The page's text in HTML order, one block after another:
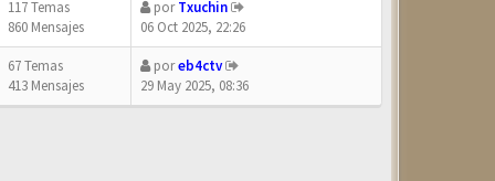
117 Temas
860 Mensajes
porTxuchin
06 Oct 2025, 22:26
67 Temas
413 Mensajes
poreb4ctv
29 May 2025, 08:36